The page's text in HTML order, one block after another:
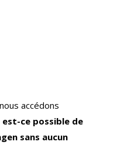
accédons
est-ce possible de
sans aucun